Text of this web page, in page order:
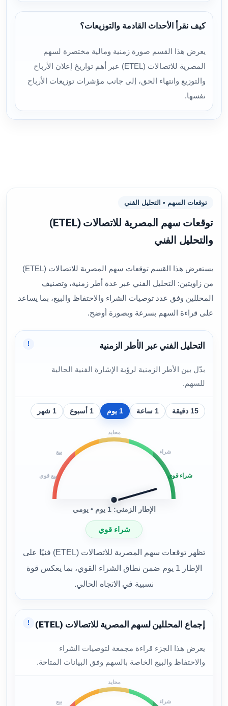
كيف نقرأ الأحداث القادمة والتوزيعات؟
يعرض هذا القسم صورة زمنية ومالية مختصرة لسهم
المصرية للاتصالات (ETEL) عبر أهم تواريخ إعلان الأرباح
والتوزيع وانتهاء الحق، إلى جانب مؤشرات توزيعات الأرباح
نفسها.
توقعات السهم • التحليل الفني
توقعات سهم المصرية للاتصالات (ETEL)
والتحليل الفني
يستعرض هذا القسم توقعات سهم المصرية للاتصالات (ETEL)
من زاويتين: التحليل الفني عبر عدة أطر زمنية، وتصنيف
المحللين وفق عدد توصيات الشراء والاحتفاظ والبيع، بما يساعد
على قراءة السهم بسرعة وبصورة أوضح.
التحليل الفني عبر الأطر الزمنية
بدّل بين الأطر الزمنية لرؤية الإشارة الفنية الحالية
للسهم.
!
15 دقيقة 1 ساعة 1 يوم 1 أسبوع 1 شهر
بيع قوي
بيع
محايد
شراء
شراء قوي
الإطار الزمني: 1 يوم • يومي
شراء قوي
تظهر توقعات سهم المصرية للاتصالات (ETEL) فنيًا على
الإطار 1 يوم ضمن نطاق الشراء القوي، بما يعكس قوة
نسبية في الاتجاه الحالي.
إجماع المحللين لسهم المصرية للاتصالات (ETEL)
يعرض هذا الجزء قراءة مجمعة لتوصيات الشراء
والاحتفاظ والبيع الخاصة بالسهم وفق البيانات المتاحة.
!
بيع
محايد
شراء